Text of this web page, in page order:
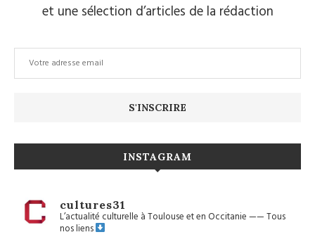
et une sélection d’articles de la rédaction
INSTAGRAM
cultures31
L’actualité culturelle à Toulouse et en Occitanie——Tous
nos liens